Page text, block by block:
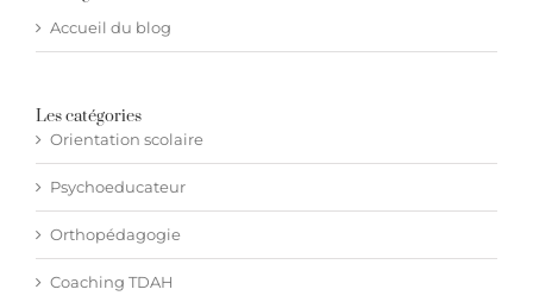
Accueil du blog
Les catégories
Orientation scolaire
Psychoeducateur
Orthopédagogie
Coaching TDAH